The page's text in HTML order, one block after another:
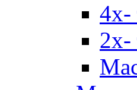
4х-
2х-